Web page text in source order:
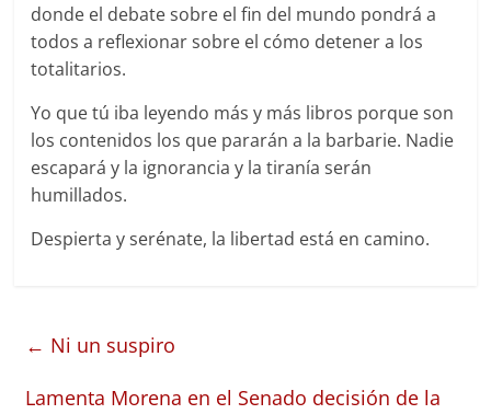
donde el debate sobre el fin del mundo pondrá a
todos a reflexionar sobre el cómo detener a los
totalitarios.
Yo que tú iba leyendo más y más libros porque son
los contenidos los que pararán a la barbarie. Nadie
escapará y la ignorancia y la tiranía serán
humillados.
Despierta y serénate, la libertad está en camino.
← Ni un suspiro
Lamenta Morena en el Senado decisión de la